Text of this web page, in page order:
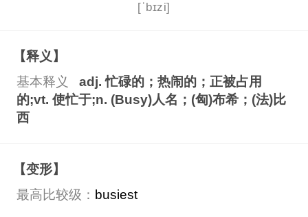
[ˈbɪzi]
【释义】
基本释义
adj. 忙碌的；热闹的；正被占用
的;vt. 使忙于;n. (Busy)人名；(匈)布希；(法)比
西
【变形】
最高比较级： busiest